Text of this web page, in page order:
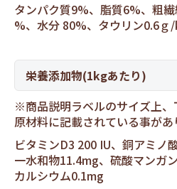
タンパク質9%、脂質6%、粗
%、水分 80%、タウリン0.6ｇ
栄養添加物(1kgあたり)
※商品説明ラベルのサイズ上
原材料に記載されている事があ
ビタミンD3 200 IU、銅アミノ
一水和物11.4mg、硫酸マンガ
カルシウム0.1mg